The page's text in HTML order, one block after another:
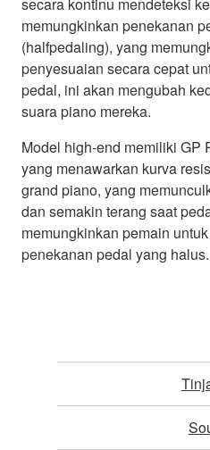
secara kontinu mendeteksi
memungkinkan penekanan
(halfpedaling), yang
penyesuaian secara cepat
pedal, ini akan mengubah
suara piano mereka.
Model high-end memiliki GP
yang menawarkan kurva
grand piano, yang
dan semakin terang saat
memungkinkan pemain
penekanan pedal yang halus.